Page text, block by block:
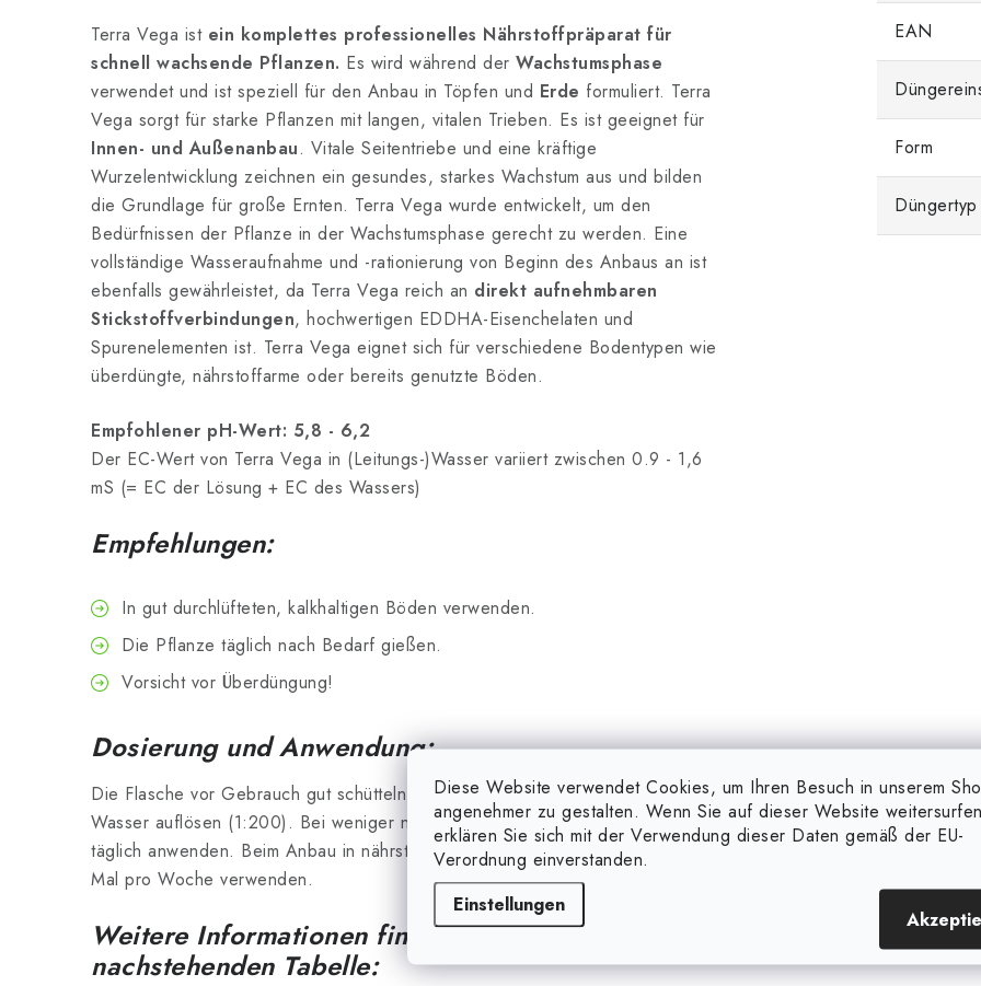
Diese Website verwendet Cookies, um Ihren Besuch in unserem
angenehmer zu gestalten. Wenn Sie auf dieser Website
erklären Sie sich mit der Verwendung dieser Daten gemäß der EU-
Verordnung einverstanden.
Einstellungen
Terra Vega istein komplettes professionelles Nährstoffpräparat für
schnell wachsende Pflanzen. Es wird während der Wachstumsphase
verwendet und ist speziell für den Anbau in Töpfen und Erde formuliert. Terra
Vega sorgt für starke Pflanzen mit langen, vitalen Trieben. Es ist geeignet für
Innen- und Außenanbau. Vitale Seitentriebe und eine kräftige
Wurzelentwicklung zeichnen ein gesundes, starkes Wachstum aus und bilden
die Grundlage für große Ernten. Terra Vega wurde entwickelt, um den
Bedürfnissen der Pflanze in der Wachstumsphase gerecht zu werden. Eine
vollständige Wasseraufnahme und -rationierung von Beginn des Anbaus an ist
ebenfalls gewährleistet, da Terra Vega reich an direkt aufnehmbaren
Stickstoffverbindungen, hochwertigen EDDHA-Eisenchelaten und
Spurenelementen ist. Terra Vega eignet sich für verschiedene Bodentypen wie
überdüngte, nährstoffarme oder bereits genutzte Böden.
Empfohlener pH-Wert: 5,8 - 6,2
Der EC-Wert von Terra Vega in (Leitungs-)Wasser variiert zwischen 0.9 - 1,6
mS (= EC der Lösung + EC des Wassers)
Empfehlungen:
In gut durchlüfteten, kalkhaltigen Böden verwenden.
Die Pflanze täglich nach Bedarf gießen.
Vorsicht vor Überdüngung!
Dosierung und Anwendung:
Die Flasche vor Gebrauch gut schütteln. 500 ml des Konzentrats in 100 l
Wasser auflösen (1:200). Bei weniger nährstoffreichen Böden die Lösung
täglich anwenden. Beim Anbau in nährstoffreichen Böden die Lösung 1 bis 3
Mal pro Woche verwenden.
Weitere Informationen finden Sie in der
nachstehenden Tabelle:
EAN
Form
Düngertyp